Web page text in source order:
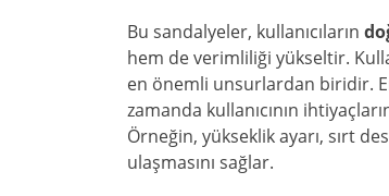
Bu sandalyeler, kullanıcıların
hem de verimliliği yükseltir.
en önemli unsurlardan biridir.
zamanda kullanıcının
Örneğin, yükseklik ayarı, sırt
ulaşmasını sağlar.